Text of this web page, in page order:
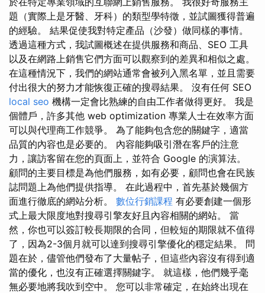
題（實際上是牙醫、牙科）的類型學特徵，並試圖獲得普遍
的經驗。 結果促使我對特定產品（沙發）做同樣的事情。
透過這種方式，我試圖概述在提供服務和商品、SEO 工具
以及在網路上銷售它們方面可以觀察到的差異和相似之處。
在這種情況下，我們的網站通常會被列入黑名單，並且需要
付出很大的努力才能恢復正確的搜尋結果。 沒有任何 SEO
local seo 機構一定會比熟練的自由工作者做得更好。 我是
個體戶，許多其他 web optimization 專業人士在效率方面
可以與代理商工作競爭。 為了能夠包含您的關鍵字，適當
品質的內容也是必要的。 內容能夠吸引潛在客戶的注意
力，讓訪客留在您的頁面上，並符合 Google 的演算法。
顧問的主要目標是為他們服務，如有必要，顧問也會在民族
誌問題上為他們提供指導。 在此過程中，首先基於幾個方
面進行徹底的網站分析。 數位行銷課程 有必要創建一個形
式上最大限度地對搜尋引擎友好且內容相關的網站。 當
然，你也可以簽訂較長期限的合同，但較短的期限就不值得
了，因為2-3個月就可以達到搜尋引擎優化的穩定結果。 問
題在於，儘管他們發布了大量帖子，但這些內容沒有得到適
當的優化，也沒有正確選擇關鍵字。 就這樣，他們幾乎毫
無必要地將我吹到空中。 您可以非常確定，在始終出現在